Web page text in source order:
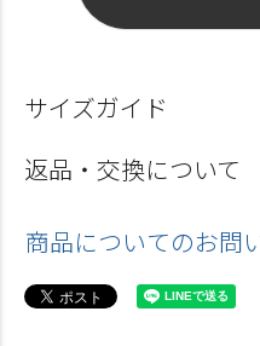
サイズガイド
返品・交換について
商品についてのお問